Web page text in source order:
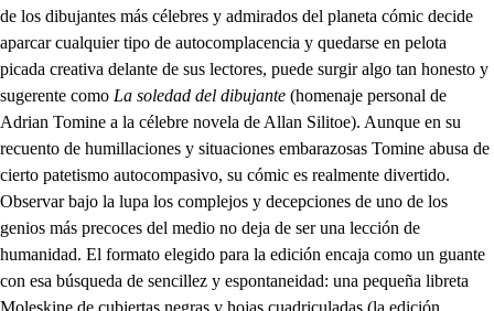
de los dibujantes más célebres y admirados del planeta cómic decide
aparcar cualquier tipo de autocomplacencia y quedarse en pelota
picada creativa delante de sus lectores, puede surgir algo tan honesto y
sugerente como La soledad del dibujante (homenaje personal de
Adrian Tomine a la célebre novela de Allan Silitoe). Aunque en su
recuento de humillaciones y situaciones embarazosas Tomine abusa de
cierto patetismo autocompasivo, su cómic es realmente divertido.
Observar bajo la lupa los complejos y decepciones de uno de los
genios más precoces del medio no deja de ser una lección de
humanidad. El formato elegido para la edición encaja como un guante
con esa búsqueda de sencillez y espontaneidad: una pequeña libreta
Moleskine de cubiertas negras y hojas cuadriculadas (la edición